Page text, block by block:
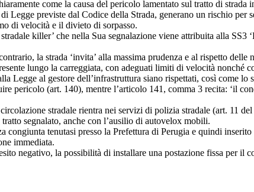
come la causa del pericolo lamentato sul tratto di
Legge previste dal Codice della Strada, generano un rischio per
di velocità e il divieto di sorpasso.
killer’ che nella Sua segnalazione viene attribuita alla
la strada ‘invita’ alla massima prudenza e al rispetto
lungo la carreggiata, con adeguati limiti di velocità nonché
Legge al gestore dell’infrastruttura siano rispettati, così come
pericolo (art. 140), mentre l’articolo 141, comma 3 recita: ‘il
stradale rientra nei servizi di polizia stradale (art. 11
segnalato, anche con l’ausilio di autovelox mobili.
congiunta tenutasi presso la Prefettura di Perugia e quindi
immediata.
negativo, la possibilità di installare una postazione fissa per il